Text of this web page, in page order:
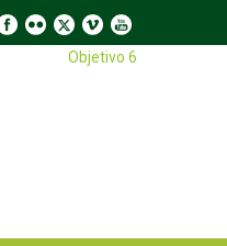
Objetivo 6